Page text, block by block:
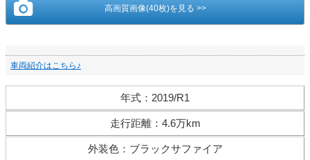
高画質画像(40枚)を見る >>
車両紹介はこちら♪
年式 ： 2019/R1
走行距離： 4.6万km
外装色： ブラックサファイア